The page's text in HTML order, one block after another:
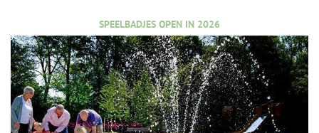
SPEELBADJES OPEN IN 2026